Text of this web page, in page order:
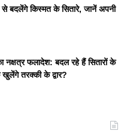
से बदलेंगे किस्मत के सितारे, जानें अपनी
फलादेश: बदल रहे हैं सितारों के
तरक्की के द्वार?